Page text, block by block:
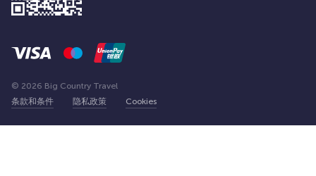
条款和条件 隐私政策 Cookies
© 2026 Big Country Travel